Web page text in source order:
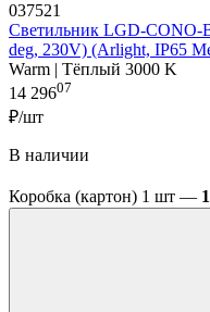
037521
Светильник LGD-CONO-
deg, 230V) (Arlight, IP65
Warm | Тёплый 3000 K
14 29607
₽/шт
В наличии
Коробка (картон) 1 шт —